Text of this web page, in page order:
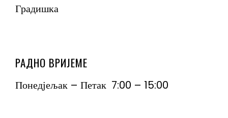
Градишка
РАДНО ВРИЈЕМЕ
Понедјељак – Петак 7:00 – 15:00